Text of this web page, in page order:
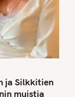
ja Silkkitien
muistia